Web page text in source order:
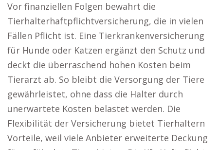
Vor finanziellen Folgen bewahrt die
Tierhalterhaftpflichtversicherung, die in vielen
Fällen Pflicht ist. Eine Tierkrankenversicherung
für Hunde oder Katzen ergänzt den Schutz und
deckt die überraschend hohen Kosten beim
Tierarzt ab. So bleibt die Versorgung der Tiere
gewährleistet, ohne dass die Halter durch
unerwartete Kosten belastet werden. Die
Flexibilität der Versicherung bietet Tierhaltern
Vorteile, weil viele Anbieter erweiterte Deckung